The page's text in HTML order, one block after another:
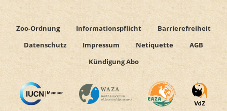
Zoo-Ordnung Informationspflicht
Barrierefreiheit
Datenschutz
Impressum Netiquette
AGB
Kündigung Abo